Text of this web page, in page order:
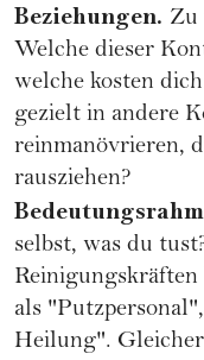
Beziehungen. Zu
Welche dieser
welche kosten
gezielt in andere
reinmanövrieren,
rausziehen?
selbst, was du
Reinigungskräften
als
Heilung".